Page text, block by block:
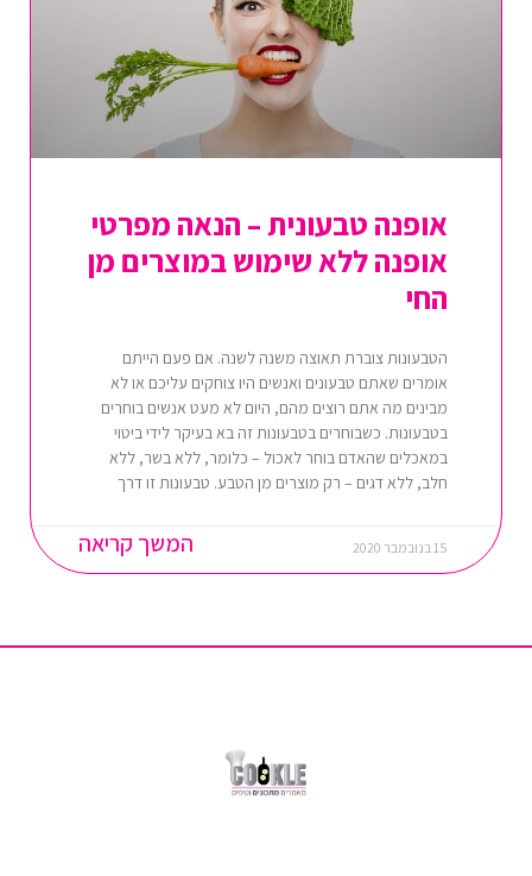
אופנה טבעונית – הנאה מפרטי
אופנה ללא שימוש במוצרים מן
החי
הטבעונות צוברת תאוצה משנה לשנה. אם פעם הייתם
אומרים שאתם טבעונים ואנשים היו צוחקים עליכם או לא
מבינים מה אתם רוצים מהם, היום לא מעט אנשים בוחרים
בטבעונות. כשבוחרים בטבעונות זה בא בעיקר לידי ביטוי
במאכלים שהאדם בוחר לאכול – כלומר, ללא בשר, ללא
חלב, ללא דגים – רק מוצרים מן הטבע. טבעונות זו דרך
המשך קריאה 15 בנובמבר 2020